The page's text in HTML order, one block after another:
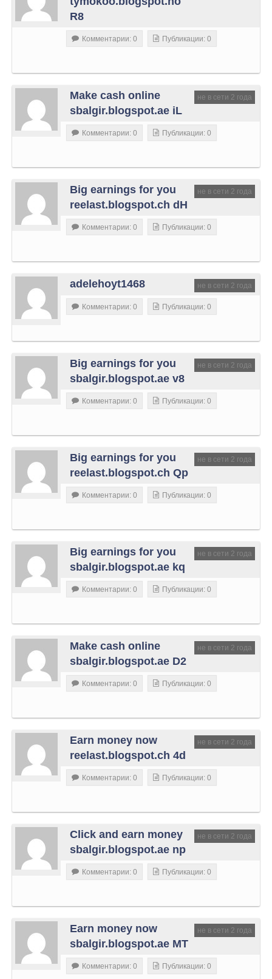
R8
Комментарии: 0 Публикации: 0
не в сети 2 года
Make cash online
sbalgir.blogspot.ae iL
Комментарии: 0 Публикации: 0
не в сети 2 года
Big earnings for you
reelast.blogspot.ch dH
Комментарии: 0 Публикации: 0
не в сети 2 года
adelehoyt1468
Комментарии: 0 Публикации: 0
не в сети 2 года
Big earnings for you
sbalgir.blogspot.ae v8
Комментарии: 0 Публикации: 0
не в сети 2 года
Big earnings for you
reelast.blogspot.ch Qp
Комментарии: 0 Публикации: 0
не в сети 2 года
Big earnings for you
sbalgir.blogspot.ae kq
Комментарии: 0 Публикации: 0
не в сети 2 года
Make cash online
sbalgir.blogspot.ae D2
Комментарии: 0 Публикации: 0
не в сети 2 года
Earn money now
reelast.blogspot.ch 4d
Комментарии: 0 Публикации: 0
не в сети 2 года
Click and earn money
sbalgir.blogspot.ae np
Комментарии: 0 Публикации: 0
не в сети 2 года
Earn money now
sbalgir.blogspot.ae MT
Комментарии: 0 Публикации: 0